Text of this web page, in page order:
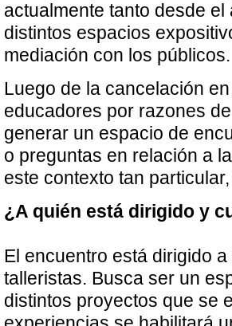
actualmente tanto desde
distintos espacios
mediación con los
Luego de la cancelación
educadores por razones
generar un espacio de
o preguntas en relación a
este contexto tan
¿A quién está dirigido y
El encuentro está dirigido
talleristas. Busca ser un
distintos proyectos que se